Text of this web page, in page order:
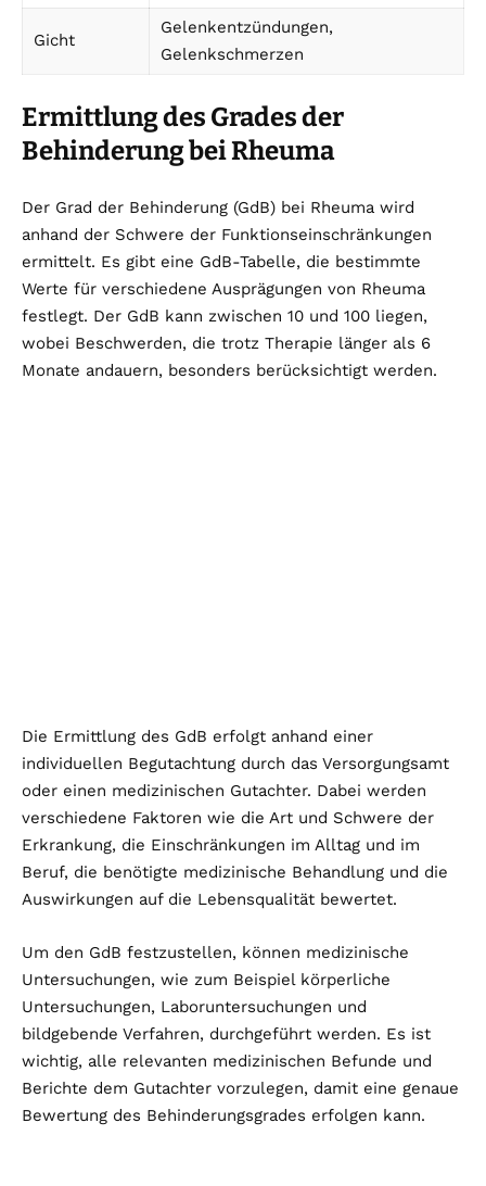
Gicht
Gelenkentzündungen,
Gelenkschmerzen
Ermittlung des Grades der
Behinderung bei Rheuma
Der Grad der Behinderung (GdB) bei Rheuma wird
anhand der Schwere der Funktionseinschränkungen
ermittelt. Es gibt eine GdB-Tabelle, die bestimmte
Werte für verschiedene Ausprägungen von Rheuma
festlegt. Der GdB kann zwischen 10 und 100 liegen,
wobei Beschwerden, die trotz Therapie länger als 6
Monate andauern, besonders berücksichtigt werden.
Die Ermittlung des GdB erfolgt anhand einer
individuellen Begutachtung durch das Versorgungsamt
oder einen medizinischen Gutachter. Dabei werden
verschiedene Faktoren wie die Art und Schwere der
Erkrankung, die Einschränkungen im Alltag und im
Beruf, die benötigte medizinische Behandlung und die
Auswirkungen auf die Lebensqualität bewertet.
Um den GdB festzustellen, können medizinische
Untersuchungen, wie zum Beispiel körperliche
Untersuchungen, Laboruntersuchungen und
bildgebende Verfahren, durchgeführt werden. Es ist
wichtig, alle relevanten medizinischen Befunde und
Berichte dem Gutachter vorzulegen, damit eine genaue
Bewertung des Behinderungsgrades erfolgen kann.